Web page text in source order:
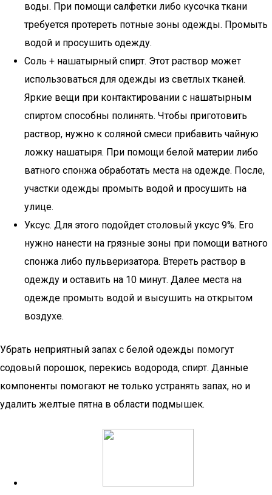
воды. При помощи салфетки либо кусочка ткани
требуется протереть потные зоны одежды. Промыть
водой и просушить одежду.
Соль + нашатырный спирт. Этот раствор может
использоваться для одежды из светлых тканей.
Яркие вещи при контактировании с нашатырным
спиртом способны полинять. Чтобы приготовить
раствор, нужно к соляной смеси прибавить чайную
ложку нашатыря. При помощи белой материи либо
ватного спонжа обработать места на одежде. После,
участки одежды промыть водой и просушить на
улице.
Уксус. Для этого подойдет столовый уксус 9%. Его
нужно нанести на грязные зоны при помощи ватного
спонжа либо пульверизатора. Втереть раствор в
одежду и оставить на 10 минут. Далее места на
одежде промыть водой и высушить на открытом
воздухе.
Убрать неприятный запах с белой одежды помогут
содовый порошок, перекись водорода, спирт. Данные
компоненты помогают не только устранять запах, но и
удалить желтые пятна в области подмышек.